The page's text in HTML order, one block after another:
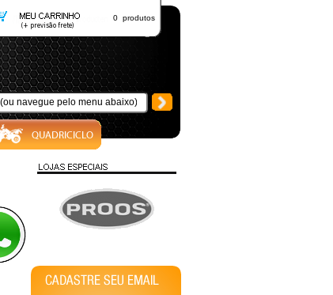
0 produtos